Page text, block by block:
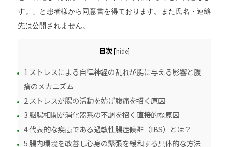
す。」と患者様から同意書を得ております。また氏名・連絡
先は公開されません。
目次[hide]
1 ストレスによる自律神経の乱れが腸に与える影響と腹
痛のメカニズム
2 ストレスが腸の活動を妨げ腹痛を招く原因
3 脳腸相関が消化器系の不調を招く直接的な原因
4 代表的な疾患である過敏性腸症候群（IBS）とは？
5 腸内環境を改善し心身の緊張を緩和する具体的な方法